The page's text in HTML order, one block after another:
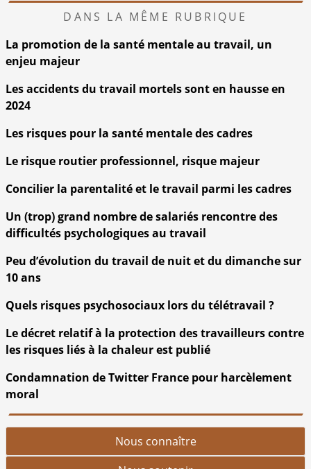
DANS LA MÊME RUBRIQUE
La promotion de la santé mentale au travail, un
enjeu majeur
Les accidents du travail mortels sont en hausse en
2024
Les risques pour la santé mentale des cadres
Le risque routier professionnel, risque majeur
Concilier la parentalité et le travail parmi les cadres
Un (trop) grand nombre de salariés rencontre des
difficultés psychologiques au travail
Peu d’évolution du travail de nuit et du dimanche sur
10 ans
Quels risques psychosociaux lors du télétravail ?
Le décret relatif à la protection des travailleurs contre
les risques liés à la chaleur est publié
Condamnation de Twitter France pour harcèlement
moral
Nous connaître